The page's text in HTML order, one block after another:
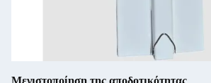
Μεγιστοποίηση της αποδοτικότητας